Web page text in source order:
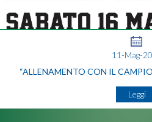
11-Mag-
“ALLENAMENTO CON IL
Leggi